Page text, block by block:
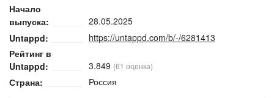
Начало
выпуска:
28.05.2025
Untappd:
https://untappd.com/b/-/6281413
Рейтинг в
Untappd:
3.849 (61 оценка)
Страна: Россия